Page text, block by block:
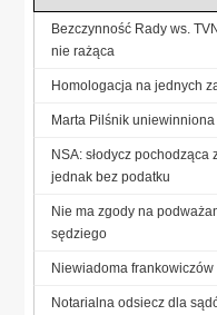
Bezczynność Rady ws.
nie rażąca
Homologacja na jednych
Marta Pilśnik uniewinniona
NSA: słodycz pochodząca
jednak bez podatku
Nie ma zgody na
sędziego
Niewiadoma frankowiczów
Notarialna odsiecz dla